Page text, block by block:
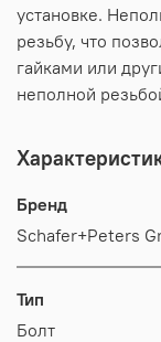
установке.
резьбу, что
гайками или
неполной
Бренд
Schafer+Peters
Тип
Болт